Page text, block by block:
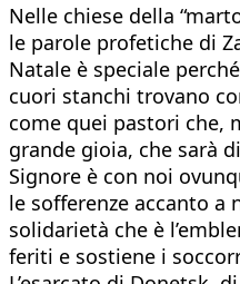
Nelle chiese della
le parole profetiche di
Natale è speciale
cuori stanchi trovano
come quei pastori che,
grande gioia, che sarà
Signore è con noi
le sofferenze accanto
solidarietà che è
feriti e sostiene i